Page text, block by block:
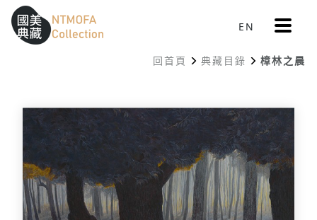
跳到中間主要內容區
網站導覽
::: EN 更
多
單
回首頁 典藏目錄 樟林之晨